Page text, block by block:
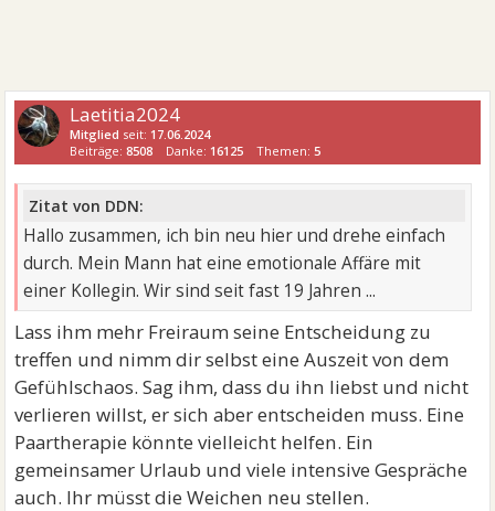
Laetitia2024
Mitglied seit: 17.06.2024
Beiträge:8508 Danke: 16125 Themen: 5
Zitat von DDN:
Hallo zusammen, ich bin neu hier und drehe einfach
durch. Mein Mann hat eine emotionale Affäre mit
einer Kollegin. Wir sind seit fast 19 Jahren ...
Lass ihm mehr Freiraum seine Entscheidung zu
treffen und nimm dir selbst eine Auszeit von dem
Gefühlschaos. Sag ihm, dass du ihn liebst und nicht
verlieren willst, er sich aber entscheiden muss. Eine
Paartherapie könnte vielleicht helfen. Ein
gemeinsamer Urlaub und viele intensive Gespräche
auch. Ihr müsst die Weichen neu stellen.